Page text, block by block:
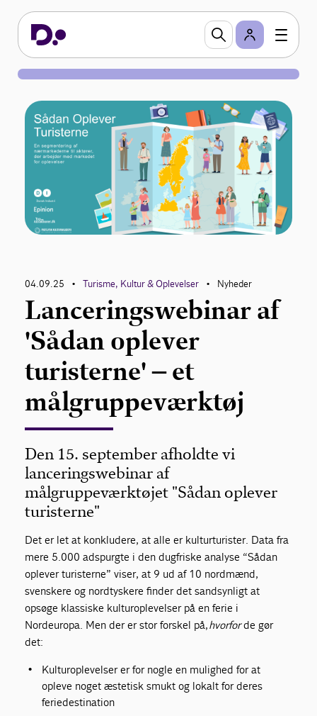
04.09.25 • Turisme, Kultur & Oplevelser • Nyheder
Lanceringswebinar af
'Sådan oplever
turisterne' – et
målgruppeværktøj
Den 15. september afholdte vi
lanceringswebinar af
målgruppeværktøjet "Sådan oplever
turisterne"
Det er let at konkludere, at alle er kulturturister. Data fra
mere 5.000 adspurgte i den dugfriske analyse “Sådan
oplever turisterne” viser, at 9 ud af 10 nordmænd,
svenskere og nordtyskere finder det sandsynligt at
opsøge klassiske kulturoplevelser på en ferie i
Nordeuropa. Men der er stor forskel på,hvorforde gør
det:
Kulturoplevelser er for nogle en mulighed for at
opleve noget æstetisk smukt og lokalt for deres
feriedestination